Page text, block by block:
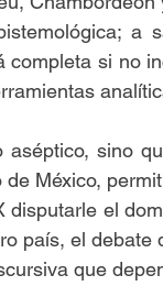
a
completa si no
sino
México,
disputarle el
país, el
que